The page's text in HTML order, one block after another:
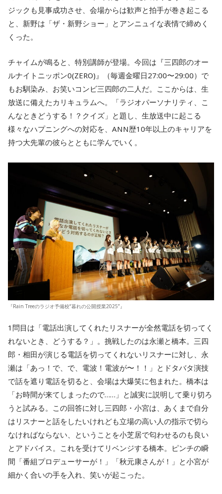
ジックも見事成功させ、会場からは歓声と拍手が巻き起こる
と、新野は「ザ・新野ショー」とアンニュイな表情で締めく
くった。
チャイムが鳴ると、特別講師が登場。今回は『三四郎のオー
ルナイトニッポン0(ZERO)』（毎週金曜日27:00〜29:00）で
もお馴染み、お笑いコンビ三四郎の二人だ。ここからは、生
放送に備えたカリキュラムへ。「ラジオパーソナリティ、こ
んなときどうする！？クイズ」と題し、生放送中に起こる
様々なハプニングへの対応を、ANN歴10年以上のキャリアを
持つ大先輩の彼らとともに学んでいく。
『Rain Treeのラジオ予備校“暮れの公開授業2025”』
1問目は「電話出演してくれたリスナーが全然電話を切ってく
れないとき、どうする？」。挑戦したのは永瀬と橋本。三四
郎・相田が演じる電話を切ってくれないリスナーに対し、永
瀬は「あっ！で、で、電波！電波が〜！！」とドタバタ演技
で話を遮り電話を切ると、会場は大爆笑に包まれた。橋本は
「お時間が来てしまったので……」と誠実に説明して乗り切ろ
うと試みる。この回答に対し三四郎・小宮は、あくまで自分
はリスナーと話をしたいけれども立場の高い人の指示で切ら
なければならない、ということを小芝居で匂わせるのも良い
とアドバイス。これを受けてリベンジする橋本。ピンチの瞬
間「番組プロデューサーが！」「秋元康さんが！」と小宮が
細かく合いの手を入れ、笑いが起こった。